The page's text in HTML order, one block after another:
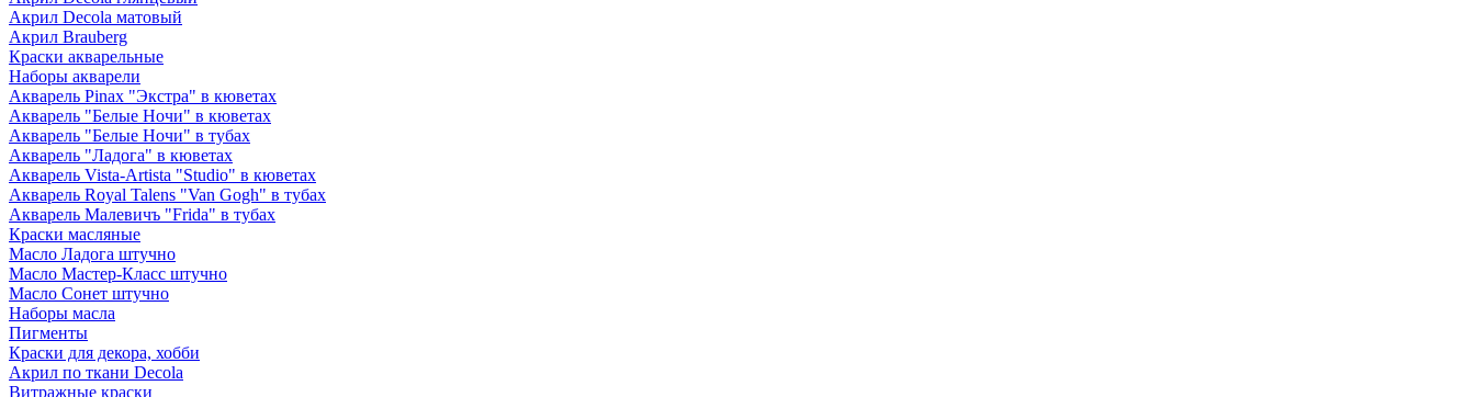
Акрил Decola матовый
Акрил Brauberg
Краски акварельные
Наборы акварели
Акварель Pinax "Экстра" в кюветах
Акварель "Белые Ночи" в кюветах
Акварель "Белые Ночи" в тубах
Акварель "Ладога" в кюветах
Акварель Vista-Artista "Studio" в кюветах
Акварель Royal Talens "Van Gogh" в тубах
Акварель Малевичъ "Frida" в тубах
Краски масляные
Масло Ладога штучно
Масло Мастер-Класс штучно
Масло Сонет штучно
Наборы масла
Пигменты
Краски для декора, хобби
Акрил по ткани Decola
Витражные краски